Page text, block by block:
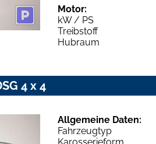
Motor:
kW / PS
Treibstoff
Hubraum
4 x 4
Allgemeine Daten:
Fahrzeugtyp